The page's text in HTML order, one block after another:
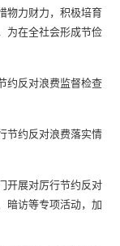
物力财力，积极培育
为在全社会形成节俭
反对浪费监督检查
约反对浪费落实情
展对厉行节约反对
暗访等专项活动，加